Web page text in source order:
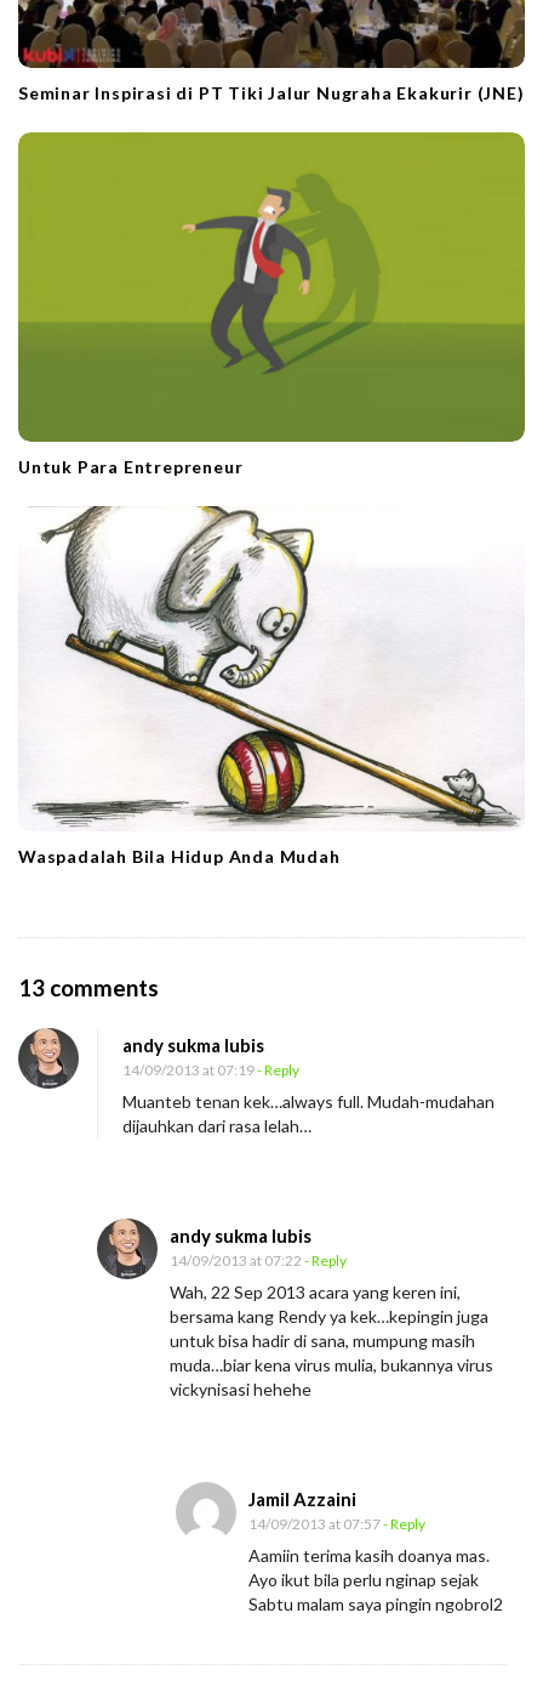
Seminar Inspirasi di PT Tiki Jalur Nugraha Ekakurir (JNE)
Untuk Para Entrepreneur
Waspadalah Bila Hidup Anda Mudah
13 comments
J
d
A
e
p
andy sukma lubis
14/09/2013 at 07:19- Reply
Muanteb tenan kek…always full. Mudah-mudahan
dijauhkan dari rasa lelah…
andy sukma lubis
14/09/2013 at 07:22 - Reply
Wah, 22 Sep 2013 acara yang keren ini,
bersama kang Rendy ya kek…kepingin juga
untuk bisa hadir di sana, mumpung masih
muda…biar kena virus mulia, bukannya virus
vickynisasi hehehe
Jamil Azzaini
14/09/2013 at 07:57- Reply
Aamiin terima kasih doanya mas.
Ayo ikut bila perlu nginap sejak
Sabtu malam saya pingin ngobrol2